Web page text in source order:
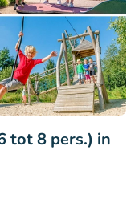
tot 8 pers.) in